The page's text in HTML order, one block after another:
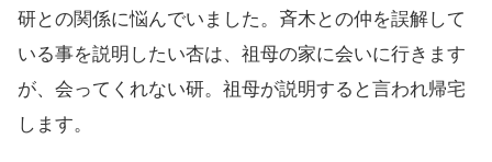
研との関係に悩んでいました。斉木との仲を誤解して
いる事を説明したい杏は、祖母の家に会いに行きます
が、会ってくれない研。祖母が説明すると言われ帰宅
します。